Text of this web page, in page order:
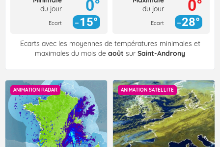
du jour
Ecart
0°
15°
du jour
Ecart
0°
28°
Écarts avec les moyennes de températures minimales et
maximales du mois de août sur Saint-Androny
ANIMATION RADAR ANIMATION SATELLITE